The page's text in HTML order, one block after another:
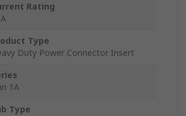
Rating
Type
Duty Power Connector Insert
1A
Type